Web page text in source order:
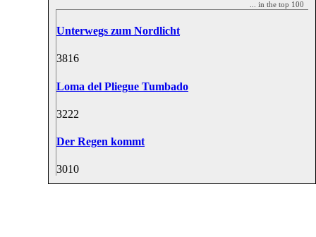
... in the top 100
Unterwegs zum Nordlicht
3816
Loma del Pliegue Tumbado
3222
Der Regen kommt
3010